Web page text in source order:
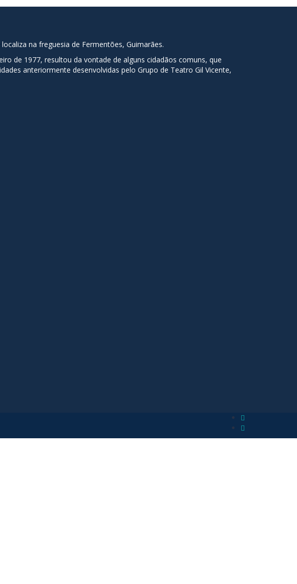
na freguesia de Fermentões, Guimarães.
de 1977, resultou da vontade de alguns cidadãos comuns, que
anteriormente desenvolvidas pelo Grupo de Teatro Gil Vicente,